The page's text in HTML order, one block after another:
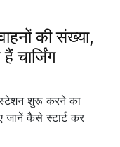
की संख्या,
चार्जिंग
स्टेशन शुरू करने का
जानें कैसे स्टार्ट कर